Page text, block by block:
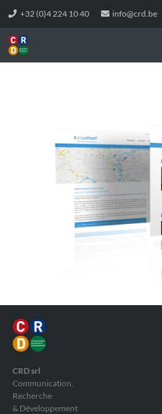
+32 (0)4 224 10 40 info@crd.be
CRD srl
Communication,
Recherche
& Développement